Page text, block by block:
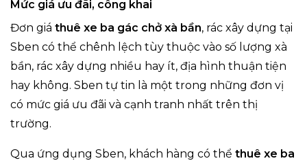
Mức giá ưu đãi, công khai
Đơn giá thuê xe ba gác chở xà bần, rác xây dựng tại
Sben có thể chênh lệch tùy thuộc vào số lượng xà
bần, rác xây dựng nhiều hay ít, địa hình thuận tiện
hay không. Sben tự tin là một trong những đơn vị
có mức giá ưu đãi và cạnh tranh nhất trên thị
trường.
Qua ứng dụng Sben, khách hàng có thể thuê xe ba